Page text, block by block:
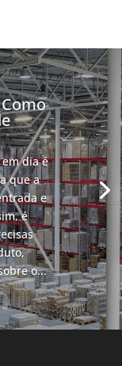
dia é
que a
e
é
o...